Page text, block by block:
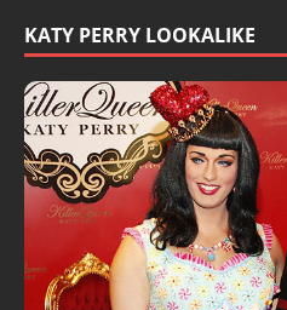
KATY PERRY LOOKALIKE